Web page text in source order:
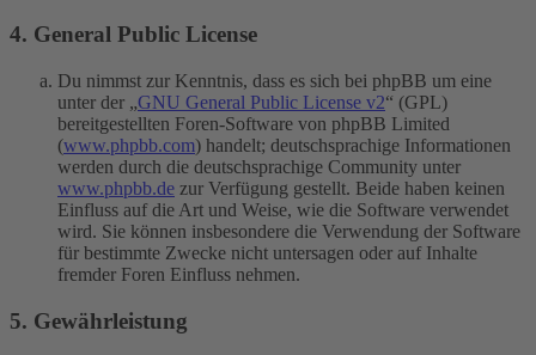
4. General Public License
Du nimmst zur Kenntnis, dass es sich bei phpBB um eine
unter der „GNU General Public License v2“ (GPL)
bereitgestellten Foren-Software von phpBB Limited
(www.phpbb.com) handelt; deutschsprachige Informationen
werden durch die deutschsprachige Community unter
www.phpbb.de zur Verfügung gestellt. Beide haben keinen
Einfluss auf die Art und Weise, wie die Software verwendet
wird. Sie können insbesondere die Verwendung der Software
für bestimmte Zwecke nicht untersagen oder auf Inhalte
fremder Foren Einfluss nehmen.
5. Gewährleistung